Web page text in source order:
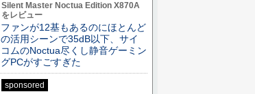
Silent Master Noctua Edition X870A
をレビュー
ファンが12基もあるのにほとんど
の活用シーンで35dB以下、サイ
コムのNoctua尽くし静音ゲーミン
グPCがすごすぎた
sponsored